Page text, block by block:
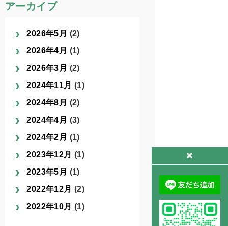
アーカイブ
2026年5月 (2)
2026年4月 (1)
2026年3月 (2)
2024年11月 (1)
2024年8月 (2)
2024年4月 (3)
2024年2月 (1)
2023年12月 (1)
2023年5月 (1)
2022年12月 (2)
2022年10月 (1)